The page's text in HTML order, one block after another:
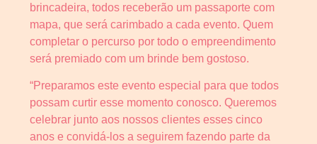
brincadeira, todos receberão um passaporte com
mapa, que será carimbado a cada evento. Quem
completar o percurso por todo o empreendimento
será premiado com um brinde bem gostoso.
“Preparamos este evento especial para que todos
possam curtir esse momento conosco. Queremos
celebrar junto aos nossos clientes esses cinco
anos e convidá-los a seguirem fazendo parte da